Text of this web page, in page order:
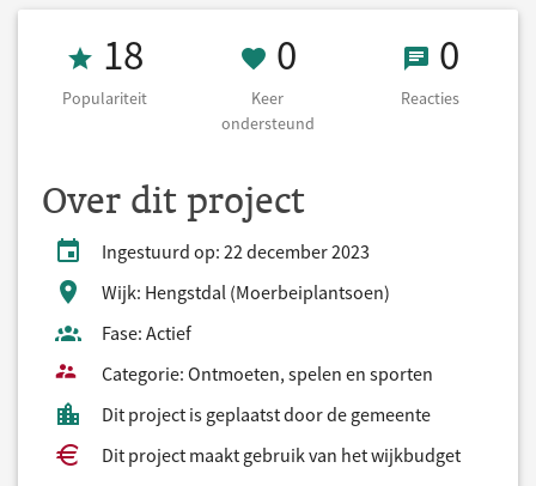
Populariteit 18
18
Populariteit
0 Keer
0
Keer
ondersteund
0 0
Reacties
Over dit project
Ingestuurd op: 22 december 2023
Wijk: Hengstdal (Moerbeiplantsoen)
Fase: Actief
Categorie: Ontmoeten, spelen en sporten
Dit project is geplaatst door de gemeente
Dit project maakt gebruik van het wijkbudget